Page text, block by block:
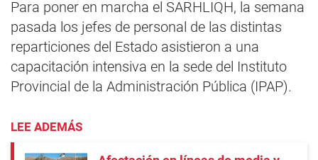
Para poner en marcha el SARHLIQH, la semana
pasada los jefes de personal de las distintas
reparticiones del Estado asistieron a una
capacitación intensiva en la sede del Instituto
Provincial de la Administración Pública (IPAP).
LEE ADEMÁS